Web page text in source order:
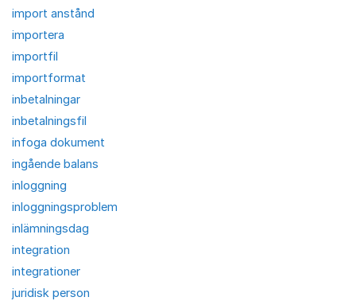
import anstånd
importera
importfil
importformat
inbetalningar
inbetalningsfil
infoga dokument
ingående balans
inloggning
inloggningsproblem
inlämningsdag
integration
integrationer
juridisk person